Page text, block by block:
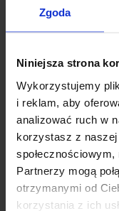
Zgoda
Niniejsza strona
Wykorzystujemy
i reklam, aby
analizować ruch w
korzystasz z
Partnerzy mogą
otrzymanymi od
korzystania z ich
tak